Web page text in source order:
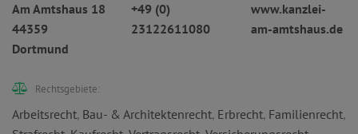
Am Amtshaus 18
44359
Dortmund
+49 (0)
23122611080
www.kanzlei-
am-amtshaus.de
Rechtsgebiete:
Arbeitsrecht, Bau- & Architektenrecht, Erbrecht, Familienrecht,